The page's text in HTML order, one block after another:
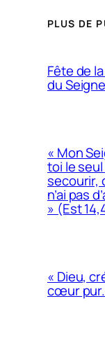
PLUS DE
Fête de
du
« Mon
toi le
secourir,
n’ai pas
» (Est
« Dieu,
cœur pur.